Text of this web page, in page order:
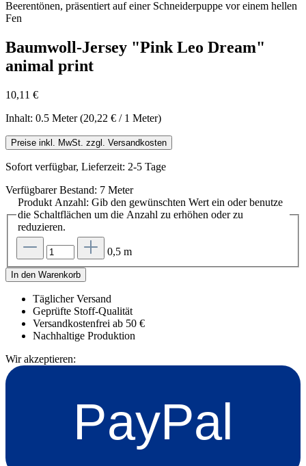
Baumwoll-Jersey "Pink Leo Dream"
animal print
10,11 €
Inhalt: 0.5 Meter(20,22 € / 1 Meter)
Preise inkl. MwSt. zzgl. Versandkosten
Sofort verfügbar, Lieferzeit: 2-5 Tage
Verfügbarer Bestand: 7 Meter
Produkt Anzahl: Gib den gewünschten Wert ein oder benutze
die Schaltflächen um die Anzahl zu erhöhen oder zu
reduzieren.
0,5 m
In den Warenkorb
Täglicher Versand
Geprüfte Stoff-Qualität
Versandkostenfrei ab 50 €
Nachhaltige Produktion
Wir akzeptieren:
PayPal